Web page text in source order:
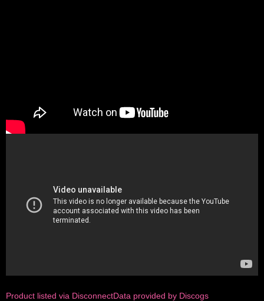
Product listed via DisconnectData provided by Discogs